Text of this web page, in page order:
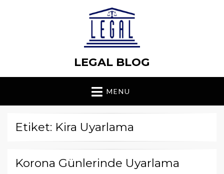
LEGAL BLOG
MENU
Etiket: Kira Uyarlama
Korona Günlerinde Uyarlama